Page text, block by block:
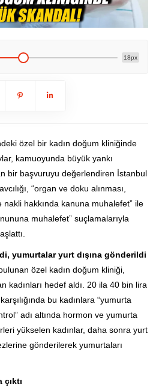
18px
özel bir kadın doğum kliniğinde
kamuoyunda büyük yankı
bir başvuruyu değerlendiren İstanbul
“organ ve doku alınması,
nakli hakkında kanuna muhalefet” ile
muhalefet” suçlamalarıyla
yumurtalar yurt dışına gönderildi
özel kadın doğum kliniği,
kadınları hedef aldı. 20 ila 40 bin lira
bu kadınlara “yumurta
adı altında hormon ve yumurta
yükselen kadınlar, daha sonra yurt
gönderilerek yumurtaları